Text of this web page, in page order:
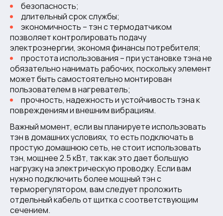
безопасность;
длительный срок службы;
экономичность – тэн с термодатчиком
позволяет контролировать подачу
электроэнергии, экономя финансы потребителя;
простота использования – при установке тэна не
обязательно нанимать рабочих, поскольку элемент
может быть самостоятельно монтирован
пользователем в нагреватель;
прочность, надежность и устойчивость тэна к
повреждениям и внешним вибрациям.
Важный момент, если вы планируете использовать
тэн в домашних условиях, то есть подключать в
простую домашнюю сеть, не стоит использовать
тэн, мощнее 2.5 кВт, так как это дает большую
нагрузку на электрическую проводку. Если вам
нужно подключить более мощный тэн с
терморегулятором, вам следует проложить
отдельный кабель от щитка с соответствующим
сечением.